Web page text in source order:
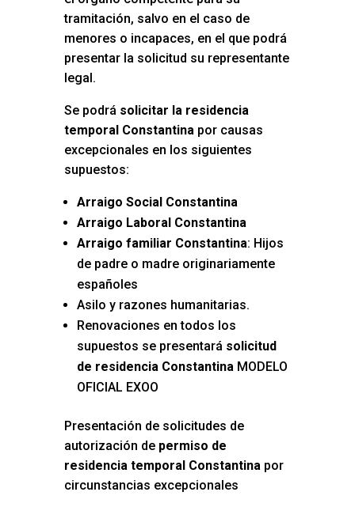
tramitación, salvo en el caso de
menores o incapaces, en el que podrá
presentar la solicitud su representante
legal.
Se podrá solicitar la residencia
temporal Constantinapor causas
excepcionales en los siguientes
supuestos:
Arraigo Social Constantina
Arraigo Laboral Constantina
Arraigo familiar Constantina: Hijos
de padre o madre originariamente
españoles
Asilo y razones humanitarias.
Renovaciones en todos los
supuestos se presentará solicitud
de residencia ConstantinaMODELO
OFICIAL EXOO
Presentación de solicitudes de
autorización depermiso de
residencia temporal Constantina por
circunstancias excepcionales